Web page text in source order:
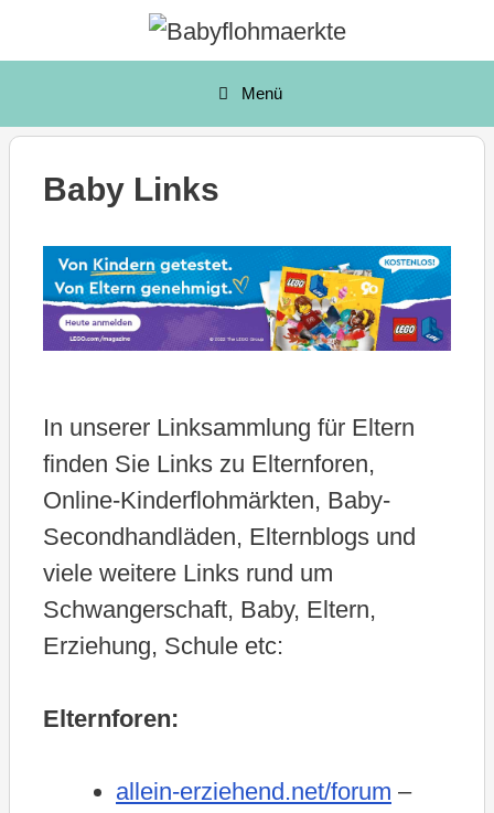
Inhalt
Menü
Baby Links
In unserer Linksammlung für Eltern
finden Sie Links zu Elternforen,
Online-Kinderflohmärkten, Baby-
Secondhandläden, Elternblogs und
viele weitere Links rund um
Schwangerschaft, Baby, Eltern,
Erziehung, Schule etc:
Elternforen:
allein-erziehend.net/forum –